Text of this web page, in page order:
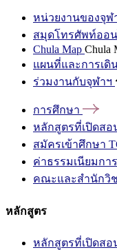
หน่วยงานของจุฬ
สมุดโทรศัพท์ออ
Chula Map Chula
แผนที่และการเดิ
ร่วมงานกับจุฬาฯ
การศึกษา
หลักสูตรที่เปิดสอ
สมัครเข้าศึกษา
ค่าธรรมเนียมกา
คณะและสำนักวิ
หลักสูตร
หลักสูตรที่เปิดสอ